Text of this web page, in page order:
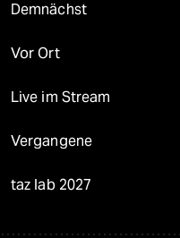
Demnächst
Vor Ort
Live im Stream
Vergangene
taz lab 2027